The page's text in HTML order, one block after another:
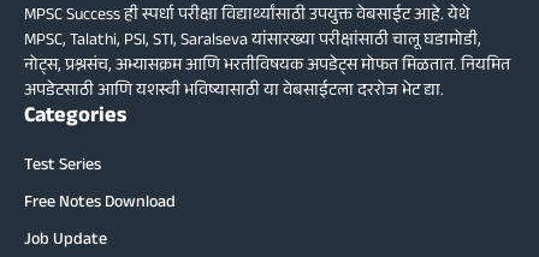
MPSC Success ही स्पर्धा परीक्षा विद्यार्थ्यांसाठी उपयुक्त वेबसाईट आहे. येथे
MPSC, Talathi, PSI, STI, Saralseva यांसारख्या परीक्षांसाठी चालू घडामोडी,
नोट्स, प्रश्नसंच, अभ्यासक्रम आणि भरतीविषयक अपडेट्स मोफत मिळतात. नियमित
अपडेटसाठी आणि यशस्वी भविष्यासाठी या वेबसाईटला दररोज भेट द्या.
Categories
Test Series
Free Notes Download
Job Update